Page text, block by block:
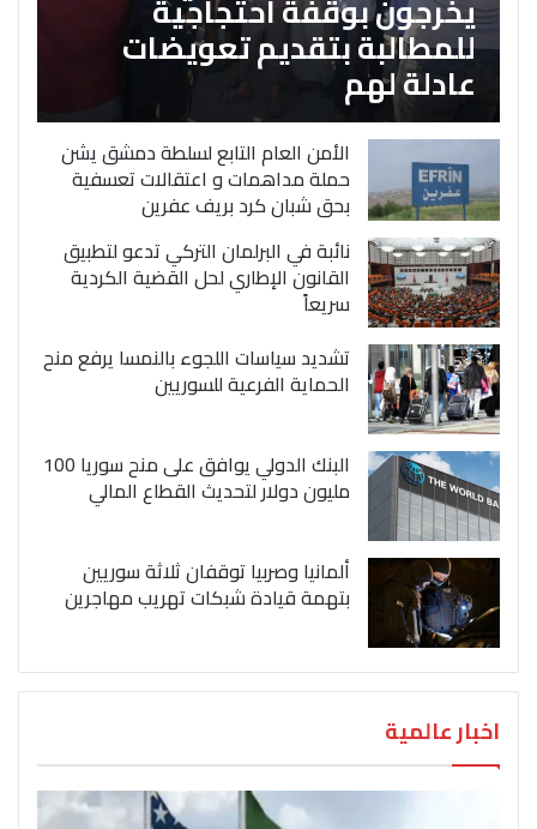
للمطالبة بتقديم تعويضات
عادلة لهم
الأمن العام التابع لسلطة دمشق يشن
حملة مداهمات و اعتقالات تعسفية
بحق شبان كرد بريف عفرين
نائبة في البرلمان التركي تدعو لتطبيق
القانون الإطاري لحل القضية الكردية
سريعاً
تشديد سياسات اللجوء بالنمسا يرفع منح
الحماية الفرعية للسوريين
البنك الدولي يوافق على منح سوريا 100
مليون دولار لتحديث القطاع المالي
ألمانيا وصربيا توقفان ثلاثة سوريين
بتهمة قيادة شبكات تهريب مهاجرين
اخبار عالمية